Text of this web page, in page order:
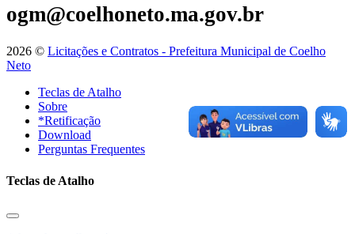
ogm@coelhoneto.ma.gov.br
2026 © Licitações e Contratos - Prefeitura Municipal de Coelho
Neto
Teclas de Atalho
Sobre
*Retificação
Download
Perguntas Frequentes
Teclas de Atalho